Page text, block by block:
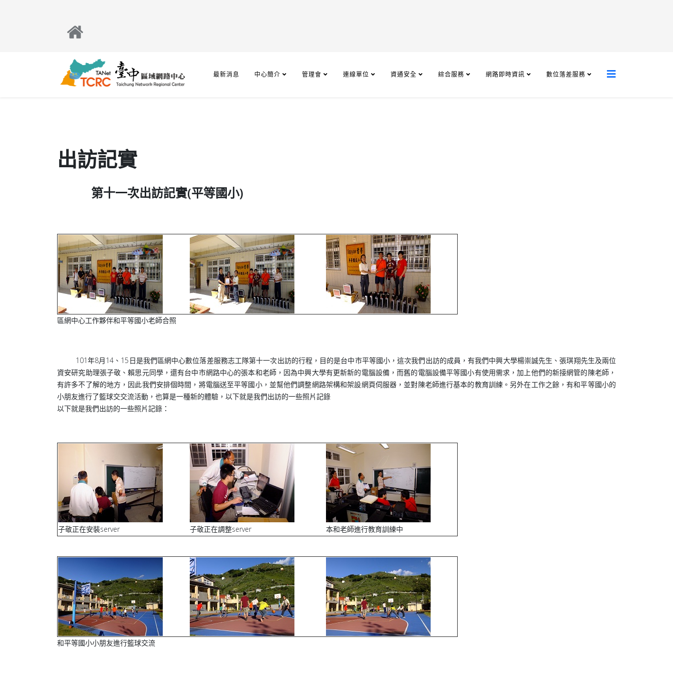
最新消息 中心簡介 管理會 連線單位 資通安全 綜合服務 網路即時資訊 數位落差服務
出訪記實
第十一次出訪記實(平等國小)
區網中心工作夥伴和平等國小老師合照
101年8月14、15日是我們區網中心數位落差服務志工隊第十一次出訪的行程，目的是台中市平等國小，這次我們出訪的成員，有我們中興大學楊崇誠先生、張琪翔先生及兩位
資安研究助理張子敬、賴思元同學，還有台中市網路中心的張本和老師，因為中興大學有更新新的電腦設備，而舊的電腦設備平等國小有使用需求，加上他們的新接網管的陳老師，
有許多不了解的地方，因此我們安排個時間，將電腦送至平等國小，並幫他們調整網路架構和架設網頁伺服器，並對陳老師進行基本的教育訓練。另外在工作之餘，有和平等國小的
小朋友進行了籃球交交流活動，也算是一種新的體驗，以下就是我們出訪的一些照片記錄
以下就是我們出訪的一些照片記錄：
子敬正在安裝server 子敬正在調整server 本和老師進行教育訓練中
和平等國小小朋友進行籃球交流